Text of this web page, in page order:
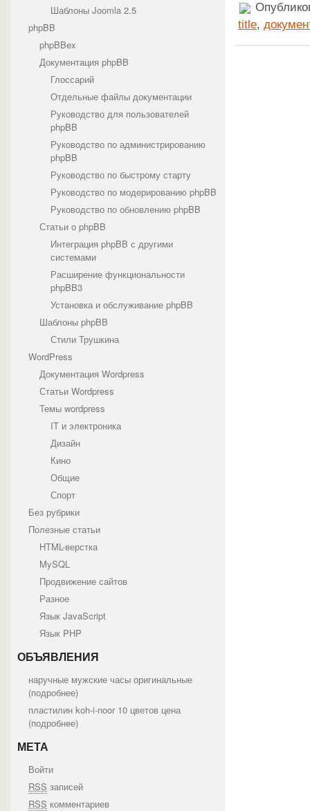
Шаблоны Joomla 2.5
phpBB
phpBBex
Документация phpBB
Глоссарий
Отдельные файлы документации
Руководство для пользователей
phpBB
Руководство по администрированию
phpBB
Руководство по быстрому старту
Руководство по модерированию phpBB
Руководство по обновлению phpBB
Статьи о phpBB
Интеграция phpBB с другими
системами
Расширение функциональности
phpBB3
Установка и обслуживание phpBB
Шаблоны phpBB
Стили Трушкина
WordPress
Документация Wordpress
Статьи Wordpress
Темы wordpress
IT и электроника
Дизайн
Кино
Общие
Спорт
Без рубрики
Полезные статьи
HTML-верстка
MySQL
Продвижение сайтов
Разное
Язык JavaScript
Язык PHP
ОБЪЯВЛЕНИЯ
наручные мужские часы оригинальные
(подробнее)
пластилин koh-i-noor 10 цветов цена
(подробнее)
МЕТА
Войти
RSS записей
RSS комментариев
title,